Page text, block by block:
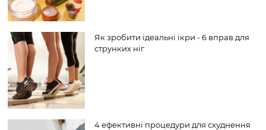
Як зробити ідеальні ікри - 6 вправ для
струнких ніг
4 ефективні процедури для схуднення